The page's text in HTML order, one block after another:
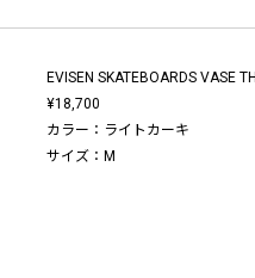
EVISEN SKATEBOARDS VASE
¥18,700
カラー：ライトカーキ
サイズ：M